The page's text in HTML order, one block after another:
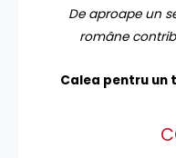
De aproape un
române
Calea pentru un